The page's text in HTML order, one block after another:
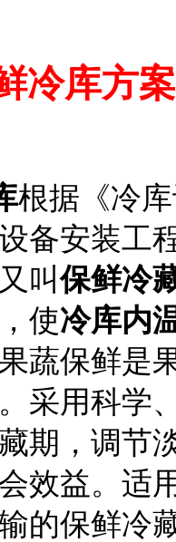
冷库方
根据《冷
备安装工
又叫保鲜冷
使冷库内
蔬保鲜是
采用科学
期，调节
效益。适
的保鲜冷